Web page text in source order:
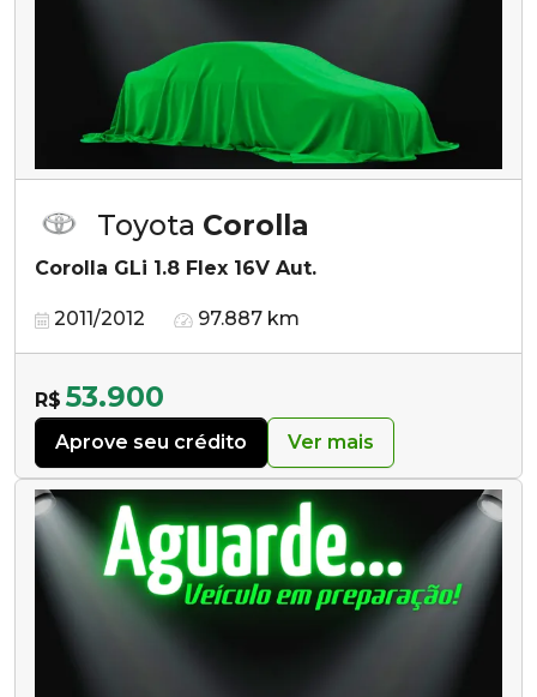
Toyota Corolla
Corolla GLi 1.8 Flex 16V Aut.
2011/2012 97.887 km
R$ 53.900
Aprove seu crédito Ver mais